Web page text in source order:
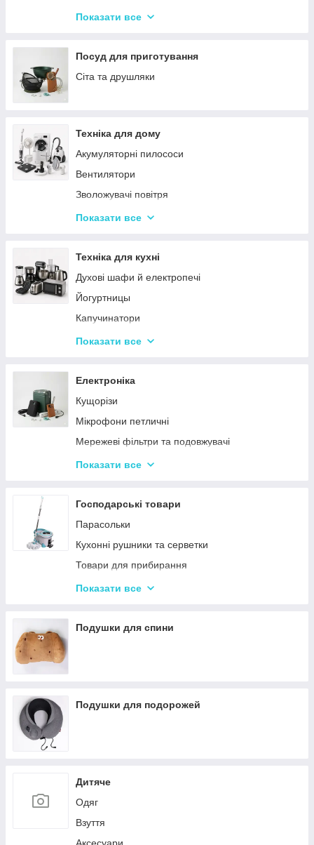
Сітки та кошики для фрі
Посуд для дітей
Сервізи
Бульйонниці
Тарілки
Показати все
Посуд для приготування
Сіта та друшляки
Техніка для дому
Акумуляторні пилососи
Вентилятори
Зволожувачі повітря
Пральні машинки
Набори для грумінгу
Машинки для видалення ковтунців
Праски
Отпариватели
Пилососи
Показати все
Техніка для кухні
Духові шафи й електропечі
Йогуртницы
Капучинатори
Інша дрібна техніка
Сендвічниці та бутербродниці
Соковичавниці
Мультиварки та скороварки
Міксери
М'ясорубки
Кухонні комбайни
Кавоварки та кавомолки
Слайсери
Електрочайники
Газові плити й електроплити
Вакууматори
Льодогенератори
Показати все
Електроніка
Кущорізи
Мікрофони петличні
Мережеві фільтри та подовжувачі
Проєктори
Зарядні пристрої
Смарт-годинник
Наушники
Портативні колонки
Повербанки
Показати все
Господарські товари
Парасольки
Кухонні рушники та серветки
Товари для прибирання
Килимки для кухні та ванної кімнати
Показати все
Подушки для спини
Подушки для подорожей
Дитяче
Одяг
Взуття